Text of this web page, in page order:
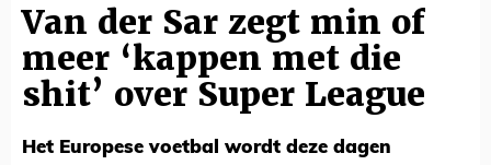
Van der Sar zegt min of
meer ‘kappen met die
shit’ over Super League
Het Europese voetbal wordt deze dagen